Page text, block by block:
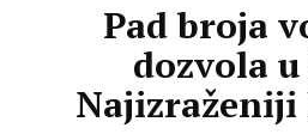
Pad broja
dozvola u
Najizraženiji